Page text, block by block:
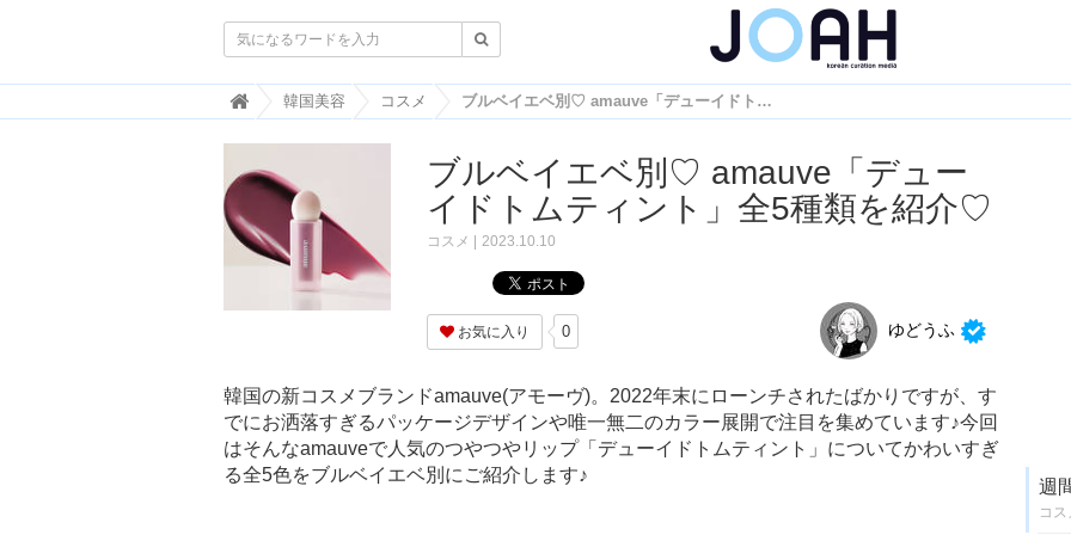
韓
国
ト
ン
情
報
国
J
O
A
H
韓国美容 コスメ ブルベイエベ別♡ amauve「デューイドトムティント」全5種類を紹介♡
ブルベイエベ別♡ amauve「デュー
イドトムティント」全5種類を紹介♡
コスメ 2023.10.10
お気に入り 0 ゆどうふ
韓国の新コスメブランドamauve(アモーヴ)。2022年末にローンチされたばかりですが、す
でにお洒落すぎるパッケージデザインや唯一無二のカラー展開で注目を集めています♪今回
はそんなamauveで人気のつやつやリップ「デューイドトムティント」についてかわいすぎ
る全5色をブルベイエベ別にご紹介します♪
週
コ